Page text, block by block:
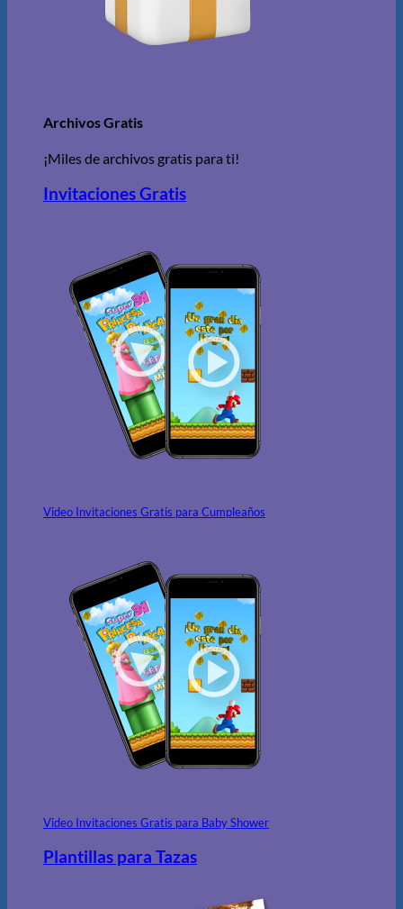
Archivos Gratis
¡Miles de archivos gratis para ti!
Invitaciones Gratis
Video Invitaciones Gratis para Cumpleaños
Video Invitaciones Gratis para Baby Shower
Plantillas para Tazas